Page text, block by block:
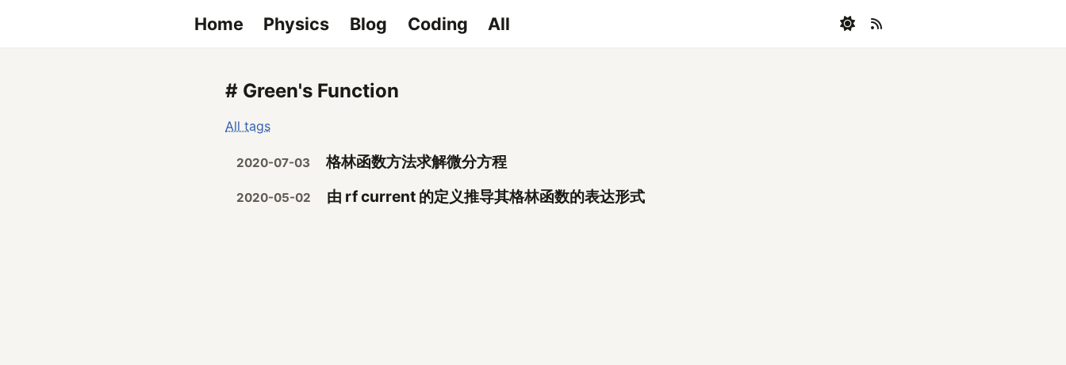
Home Physics Blog Coding All
# Green's Function
All tags
2020-07-03 格林函数方法求解微分方程
2020-05-02 由 rf current 的定义推导其格林函数的表达形式